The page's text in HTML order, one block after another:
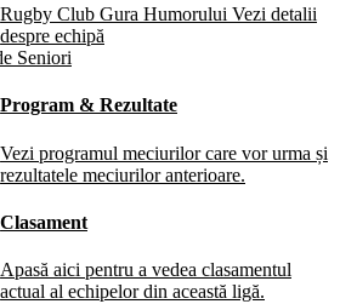
Rugby Club Gura Humorului Vezi detalii
despre echipă
Seniori
Program & Rezultate
Vezi programul meciurilor care vor urma și
rezultatele meciurilor anterioare.
Clasament
Apasă aici pentru a vedea clasamentul
actual al echipelor din această ligă.